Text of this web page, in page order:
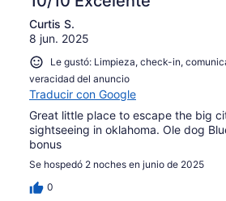
Curtis S.
8 jun. 2025
Le gustó: Limpieza, check-in,
veracidad del anuncio
Traducir con Google
Great little place to escape the big
sightseeing in oklahoma. Ole dog
bonus
Se hospedó 2 noches en junio de 2025
0